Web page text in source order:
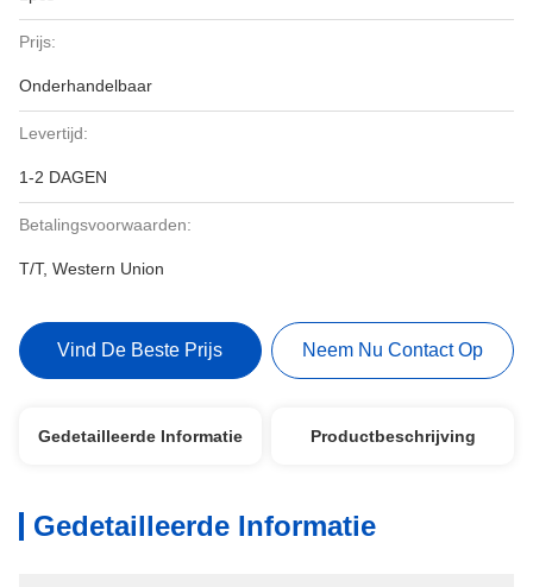
Prijs:
Onderhandelbaar
Levertijd:
1-2 DAGEN
Betalingsvoorwaarden:
T/T, Western Union
Vind De Beste Prijs Neem Nu Contact Op
Gedetailleerde Informatie Productbeschrijving
Gedetailleerde Informatie